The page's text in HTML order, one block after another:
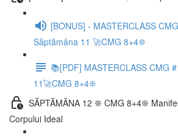
[BONUS] - MASTERCLASS
Săptămâna 11 🚀CMG 8+4❊
📚[PDF] MASTERCLASS CMG
11🚀CMG 8+4❊
SĂPTĂMÂNA 12 ❊ CMG 8+4❊
Corpului Ideal